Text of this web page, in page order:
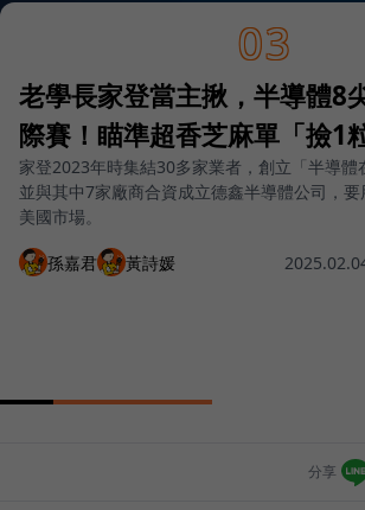
03
老學長家登當主揪，半導體8
際賽！瞄準超香芝麻單「撿1
家登2023年時集結30多家業者，創立「半導體
並與其中7家廠商合資成立德鑫半導體公司，
美國市場。
孫嘉君 黃詩媛
分享